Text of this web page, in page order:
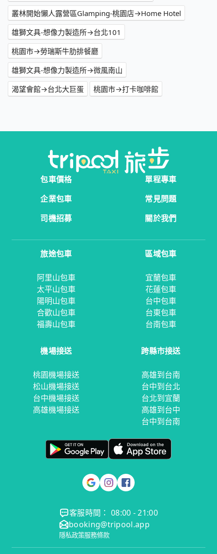
叢林開始懶人露營區Glamping-桃園店→Home Hotel
雄獅文具-想像力製造所→台北101
桃園市→勞瑞斯牛肋排餐廳
雄獅文具-想像力製造所→微風南山
渴望會館→台北大巨蛋
桃園市→打卡咖啡館
包車價格
單程專車
企業包車
常見問題
司機招募
關於我們
旅途包車
阿里山包車
太平山包車
陽明山包車
合歡山包車
福壽山包車
區域包車
宜蘭包車
花蓮包車
台中包車
台東包車
台南包車
機場接送
桃園機場接送
松山機場接送
台中機場接送
高雄機場接送
跨縣市接送
高雄到台南
台中到台北
台北到宜蘭
高雄到台中
台中到台南
客服時間： 08:00 - 21:00
booking@tripool.app
隱私政策服務條款